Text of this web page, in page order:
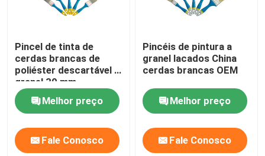
Pincel de tinta de
cerdas brancas de
poliéster descartável a
granel 30 mm
Melhor preço
Fale Conosco
Pincéis de pintura a
granel lacados China
cerdas brancas OEM
Melhor preço
Fale Conosco